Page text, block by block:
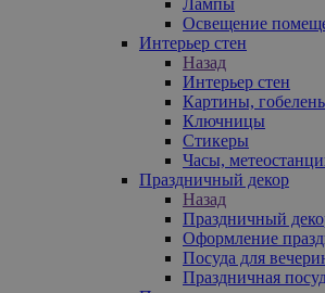
Освещение
Интерьер стен
Назад
Интерьер стен
Картины,
Ключницы
Стикеры
Часы,
Праздничный декор
Назад
Праздничный
Оформление
Посуда для
Праздничная